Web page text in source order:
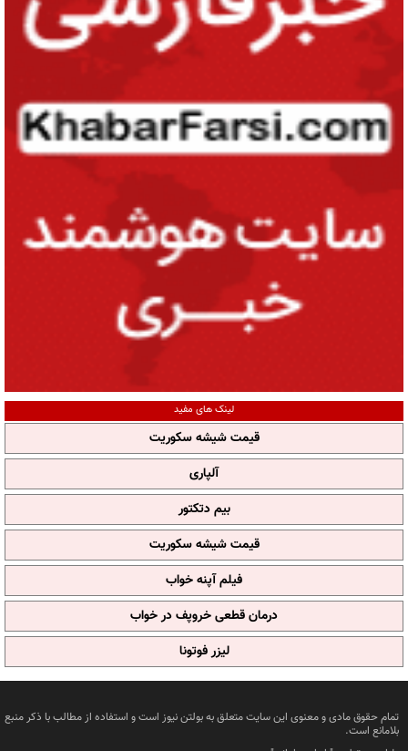
لینک های مفید
قیمت شیشه سکوریت
آلپاری
بیم دتکتور
قیمت شیشه سکوریت
فیلم آپنه خواب
درمان قطعی خروپف در خواب
لیزر فوتونا
تمام حقوق مادی و معنوی این سایت متعلق به بولتن نیوز است و استفاده از مطالب با ذکر منبع
بلامانع است.